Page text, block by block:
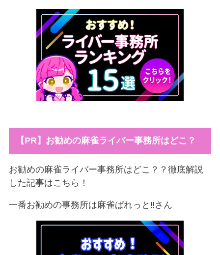
【PR】お勧めの麻雀ライバー事務所はどこ？
お勧めの麻雀ライバー事務所はどこ？？徹底解説
した記事はこちら！
一番お勧めの事務所は麻雀ぱれっと‼︎さん